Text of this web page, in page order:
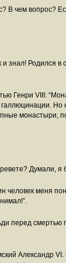
В чем вопрос?
знал! Родился в
Генри VIII:
Но
монастыри,
Думали, я
человек меня
перед смертью
Александр